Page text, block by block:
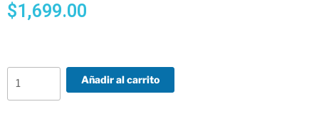
$1,699.00
Añadir al carrito